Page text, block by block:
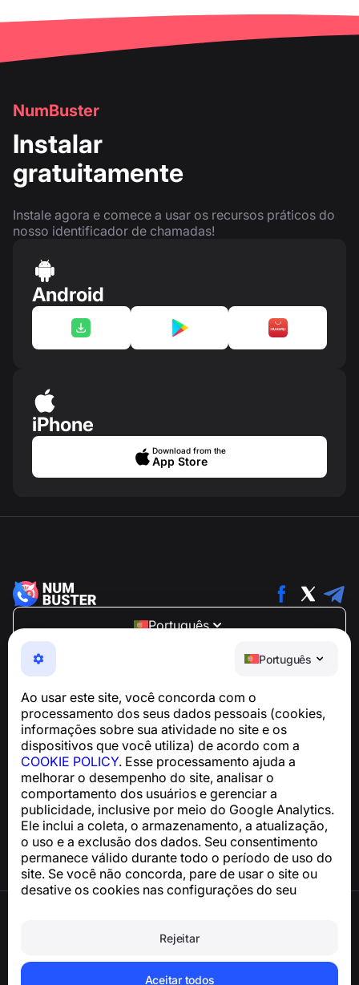
Português
Ao usar este site, você concorda com o
processamento dos seus dados pessoais (cookies,
informações sobre sua atividade no site e os
dispositivos que você utiliza) de acordo com a
COOKIE POLICY. Esse processamento ajuda a
melhorar o desempenho do site, analisar o
comportamento dos usuários e gerenciar a
publicidade, inclusive por meio do Google Analytics.
Ele inclui a coleta, o armazenamento, a atualização,
o uso e a exclusão dos dados. Seu consentimento
permanece válido durante todo o período de uso do
site. Se você não concorda, pare de usar o site ou
desative os cookies nas configurações do seu
Rejeitar
Aceitar todos
NumBuster
Instalar
gratuitamente
Instale agora e comece a usar os recursos práticos do
nosso identificador de chamadas!
Android
iPhone
Download from the
App Store
Português
NumBuster © 2013—2026 ·
support@numbuster.com
Um app fácil de usar que protege você contra golpes
Para dúvidas sobre conformidade com a GDPR:
support@numbuster.com
Central de Ajuda
Notícias e Artigos
Sobre o projeto
Contatos
Excluir a conta e os dados pessoais